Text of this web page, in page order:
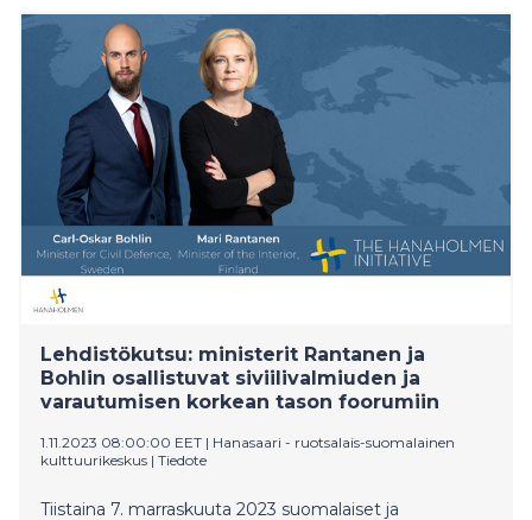
huhtikuuta Tukholmassa. Tilaisuutta on mahdollista
seurata Kuninkaanlinnan sisäpihalla kello 10 paikallista
aikaa. Yleisöä pyydetään saapumaan paikalle kello 9.30
mennessä. Vastaanottoseremonioiden jälkeen
presidentti Stubb vierailee Ruotsin valtiopäivillä ja
tapaa valtiopäivien puhemies Andreas Norlénin.
Keskust
Lehdistökutsu: ministerit Rantanen ja
Bohlin osallistuvat siviilivalmiuden ja
varautumisen korkean tason foorumiin
1.11.2023 08:00:00 EET | Hanasaari - ruotsalais-suomalainen
kulttuurikeskus | Tiedote
Tiistaina 7. marraskuuta 2023 suomalaiset ja